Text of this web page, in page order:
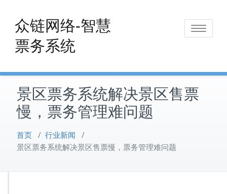
content
众链网络-智慧
票务系统
Toggle
景区票务系统解决景区售票
慢，票务管理难问题
首页 / 行业新闻 /
景区票务系统解决景区售票慢，票务管理难问题